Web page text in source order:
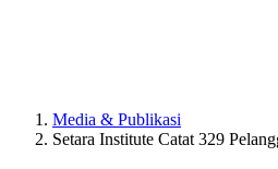
Media & Publikasi
Setara Institute Catat 329